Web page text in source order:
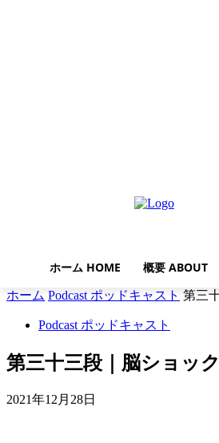
ホーム HOME 概要 ABOUT
ホーム Podcast ポッドキャスト 第三
Podcast ポッドキャスト
第三十三段｜脳ショッ
2021年12月28日